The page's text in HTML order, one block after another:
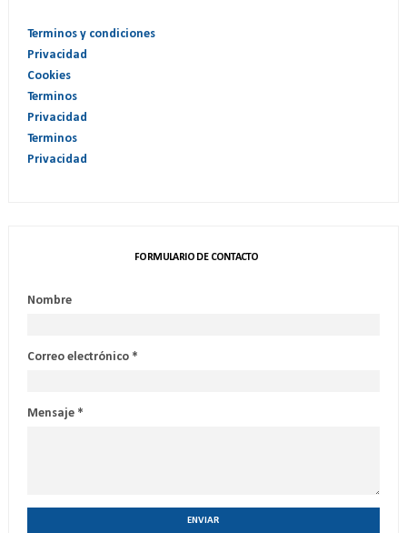
Terminos y condiciones
Privacidad
Cookies
Terminos
Privacidad
Terminos
Privacidad
FORMULARIO DE CONTACTO
Nombre
Correo electrónico *
Mensaje *